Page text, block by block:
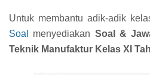
Untuk membantu adik-adik
Soal
menyediakan Soal &
Teknik Manufaktur Kelas XI